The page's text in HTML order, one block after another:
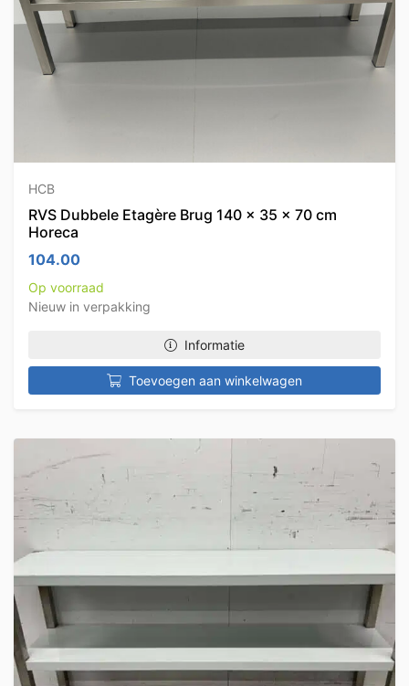
HCB
RVS Dubbele Etagère Brug 140 x 35 x 70 cm
Horeca
104.00
Op voorraad
Nieuw in verpakking
Informatie
Toevoegen aan winkelwagen